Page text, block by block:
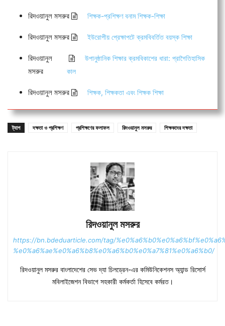
রিদওয়ানুল মসরুর শিক্ষক-প্রশিক্ষণ বনাম শিক্ষক-শিক্ষা
রিদওয়ানুল মসরুর ইউরোপীয় প্রেক্ষাপটে ক্রমবিবর্তিত বয়স্ক শিক্ষা
রিদওয়ানুল
মসরুর
উপানুষ্ঠানিক শিক্ষার ক্রমবিকাশের ধারা: প্রাগৈতিহাসিক
কাল
রিদওয়ানুল মসরুর শিক্ষক, শিক্ষকতা এবং শিক্ষক শিক্ষা
ট্যাগ দক্ষতা ও প্রশিক্ষণ প্রশিক্ষণের ফলাফল রিদওয়ানুল মসরুর শিক্ষকদের দক্ষতা
রিদওয়ানুল মসরুর
https://bn.bdeduarticle.com/tag/
%e0%a6%ae%e0%a6%b8%e0%a6%b0%e0%a7%81%e0%a6%b0/
রিদওয়ানুল মসরুর বাংলাদেশের সেভ দ্যা চিলড্রেন-এর কমিউনিকেশনস অ্যান্ড রিসোর্স
মবিলাইজেশন বিভাগে সহকারী কর্মকর্তা হিসেবে কর্মরত।